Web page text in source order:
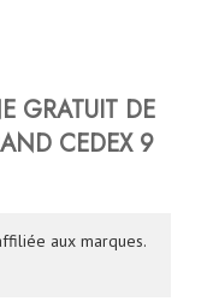
GRATUIT DE
CEDEX 9
aux marques.